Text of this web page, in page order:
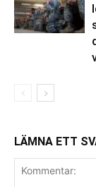
LÄMNA ETT